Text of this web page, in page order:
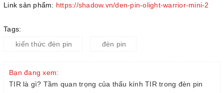
Link sản phẩm: https://shadow.vn/den-pin-olight-warrior-mini-2
Tags:
kiến thức đèn pin
đèn pin
Bạn đang xem:
TIR là gì? Tầm quan trọng của thấu kính TIR trong đèn pin